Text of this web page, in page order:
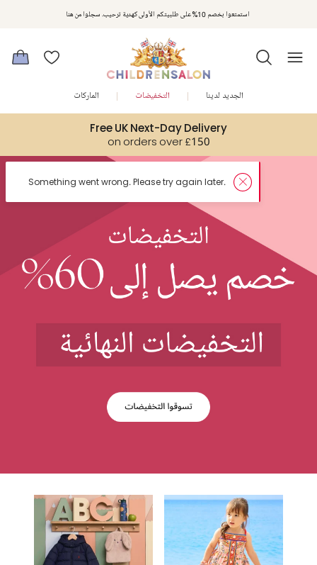
استمتعوا بخصم 10% على طلبيتكم الأولى كهدية ترحيب. سجلوا من هنا
Free UK Next-Day Delivery
on orders over £150
الجديد لدينا التخفيضات الماركات